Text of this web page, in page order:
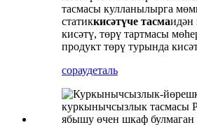
тасмасы кулланылырга
статиккисәтүче тасмаидән
кисәтү, төрү тартмасы
продукт төрү турында
сораудеталь